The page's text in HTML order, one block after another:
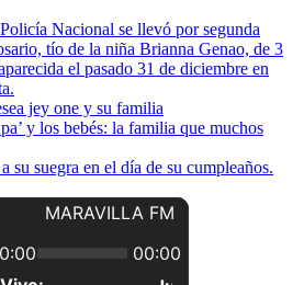
Nacional se llevó por segunda
tío de la niña Brianna Genao, de 3
el pasado 31 de diciembre en
jey one y su familia
y los bebés: la familia que muchos
su suegra en el día de su cumpleaños.